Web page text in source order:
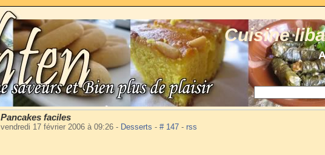
Cuisine
Pancakes faciles
vendredi 17 février 2006 à 09:26 - Desserts - # 147 - rss